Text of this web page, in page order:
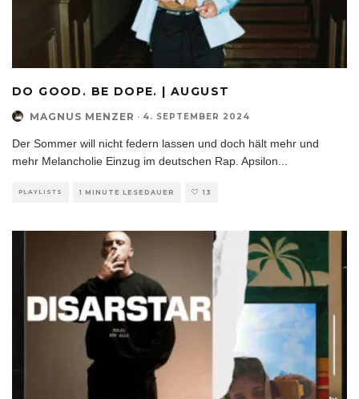
DO GOOD. BE DOPE. | AUGUST
MAGNUS MENZER · 4. SEPTEMBER 2024
Der Sommer will nicht federn lassen und doch hält mehr und
mehr Melancholie Einzug im deutschen Rap. Apsilon
PLAYLISTS 1 MINUTE LESEDAUER 13